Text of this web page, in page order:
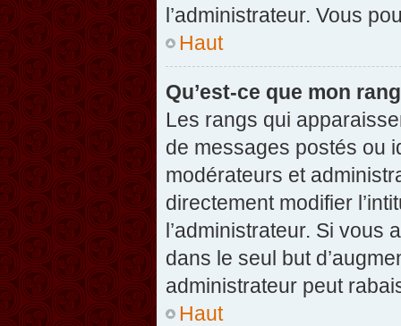
l’administrateur. Vous
Haut
Qu’est-ce que mon
Les rangs qui
de messages postés ou
modérateurs et
directement modifier
l’administrateur. Si vous
dans le seul but
administrateur peut
Haut